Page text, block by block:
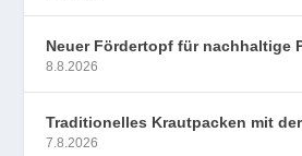
Neuer Fördertopf für nachhaltige
8.8.2026
Traditionelles Krautpacken mit
7.8.2026